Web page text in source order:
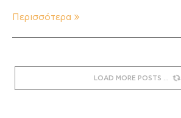
Περισσότερα
LOAD MORE POSTS